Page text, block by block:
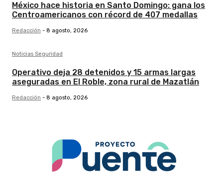
México hace historia en Santo Domingo: gana los
Centroamericanos con récord de 407 medallas
Redacción - 8 agosto, 2026
Noticias Seguridad
Operativo deja 28 detenidos y 15 armas largas
aseguradas en El Roble, zona rural de Mazatlán
Redacción - 8 agosto, 2026